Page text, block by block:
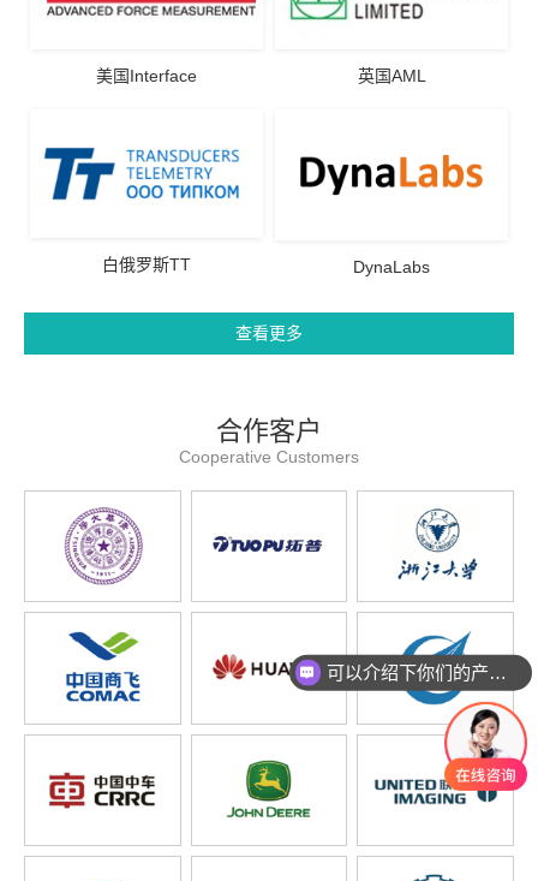
美国Interface 英国AML
白俄罗斯TT DynaLabs
查看更多
合作客户
Cooperative Customers
可以介绍下你们的产品么